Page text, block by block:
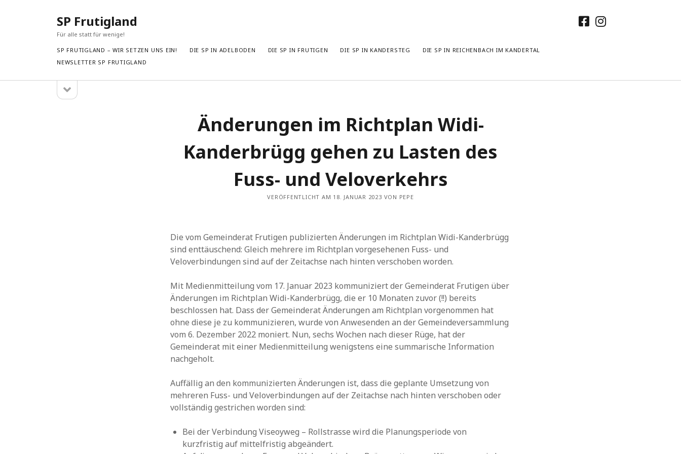
SP Frutigland
Für alle statt für wenige!
SP FRUTIGLAND – WIR SETZEN UNS EIN! DIE SP IN ADELBODEN DIE SP IN FRUTIGEN DIE SP IN KANDERSTEG
DIE SP IN REICHENBACH IM KANDERTAL
NEWSLETTER SP FRUTIGLAND
facebook
instagram
öffnen
Suchen
Gemeinderatswahlen Frutigen am 16. November 2025
Spital Frutigen: Stopp dem Leistungsabbau
Abenteuer öffentliches Amt
Wer hätte das gedacht: Millionäre finden eine 13. AHV-Rente
Ja zur AHV für’s Volk
2025
2023
2022
2015
Änderungen im Richtplan Widi-
Kanderbrügg gehen zu Lasten des
Fuss- und Veloverkehrs
VERÖFFENTLICHT AM 18. JANUAR 2023 VON PEPE
Die vom Gemeinderat Frutigen publizierten Änderungen im Richtplan Widi-Kanderbrügg
sind enttäuschend: Gleich mehrere im Richtplan vorgesehenen Fuss- und
Veloverbindungen sind auf der Zeitachse nach hinten verschoben worden.
Mit Medienmitteilung vom 17. Januar 2023 kommuniziert der Gemeinderat Frutigen über
Änderungen im Richtplan Widi-Kanderbrügg, die er 10 Monaten zuvor (!!) bereits
beschlossen hat. Dass der Gemeinderat Änderungen am Richtplan vorgenommen hat
ohne diese je zu kommunizieren, wurde von Anwesenden an der Gemeindeversammlung
vom 6. Dezember 2022 moniert. Nun, sechs Wochen nach dieser Rüge, hat der
Gemeinderat mit einer Medienmitteilung wenigstens eine summarische Information
nachgeholt.
Auffällig an den kommunizierten Änderungen ist, dass die geplante Umsetzung von
mehreren Fuss- und Veloverbindungen auf der Zeitachse nach hinten verschoben oder
vollständig gestrichen worden sind:
Bei der Verbindung Viseoyweg – Rollstrasse wird die Planungsperiode von
kurzfristig auf mittelfristig abgeändert.